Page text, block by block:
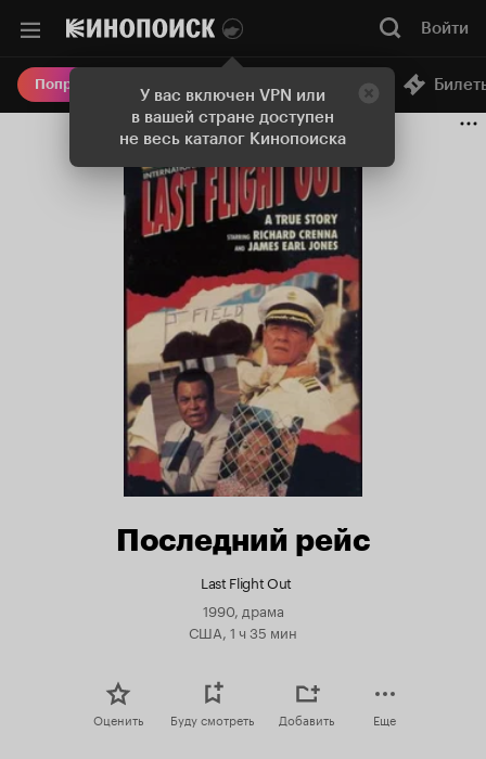
У вас включен VPN или
в вашей стране доступен
не весь каталог Кинопоиска
Войти
Попробовать Плюс Онлайн-кинотеатр
Последний рейс
Last Flight Out
1990, драма
США, 1 ч 35 мин
Оценить Буду смотреть Добавить Еще